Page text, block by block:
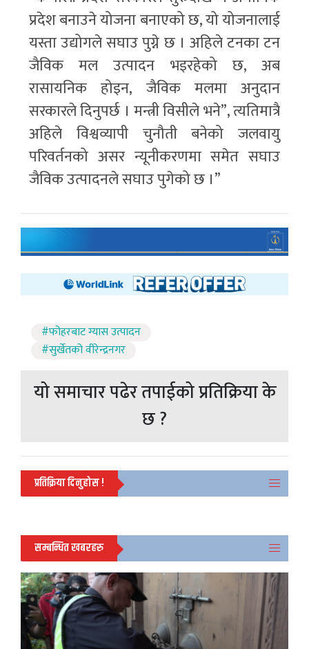
प्रदेश बनाउने योजना बनाएको छ, यो योजनालाई
यस्ता उद्योगले सघाउ पुग्ने छ । अहिले टनका टन
जैविक मल उत्पादन भइरहेको छ, अब
रासायनिक होइन, जैविक मलमा अनुदान
सरकारले दिनुपर्छ । मन्त्री विसीले भने”, त्यतिमात्रै
अहिले विश्वव्यापी चुनौती बनेको जलवायु
परिवर्तनको असर न्यूनीकरणमा समेत सघाउ
जैविक उत्पादनले सघाउ पुगेको छ ।”
#फोहरबाट ग्यास उत्पादन
#सुर्खेतको वीरेन्द्रनगर
यो समाचार पढेर तपाईको प्रतिक्रिया के
छ ?
प्रतिक्रिया दिनुहोस !
सम्बन्धित खबरहरु